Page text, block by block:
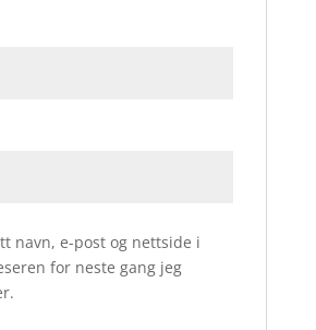
navn, e-post og nettside i
for neste gang jeg